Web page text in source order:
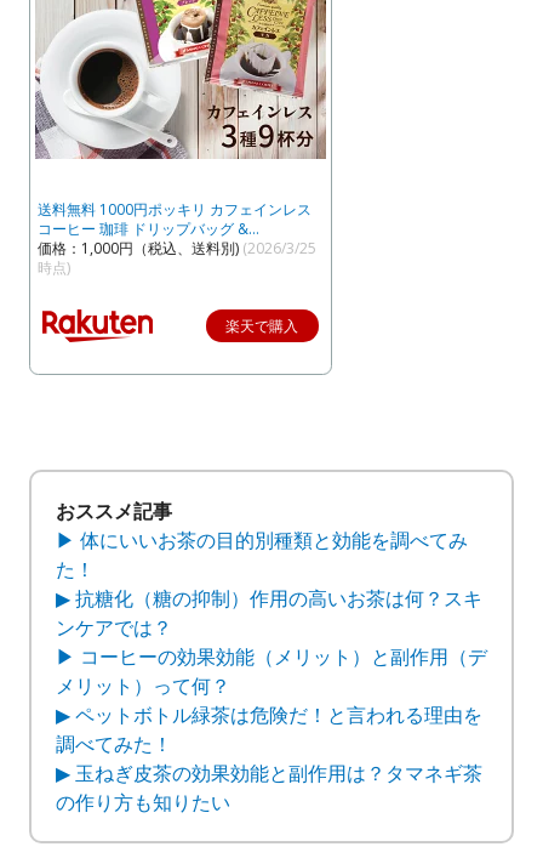
送料無料 1000円ポッキリ カフェインレス
コーヒー 珈琲 ドリップバッグ &…
価格：1,000円（税込、送料別) (2026/3/25
時点)
楽天で購入
おススメ記事
▶ 体にいいお茶の目的別種類と効能を調べてみ
た！
▶ 抗糖化（糖の抑制）作用の高いお茶は何？スキ
ンケアでは？
▶ コーヒーの効果効能（メリット）と副作用（デ
メリット）って何？
▶ ペットボトル緑茶は危険だ！と言われる理由を
調べてみた！
▶ 玉ねぎ皮茶の効果効能と副作用は？タマネギ茶
の作り方も知りたい